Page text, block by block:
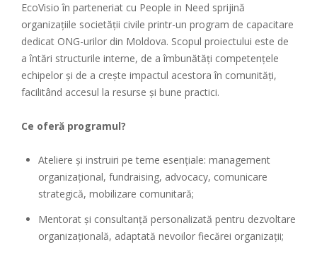
EcoVisio în parteneriat cu People in Need sprijină
organizațiile societății civile printr-un program de capacitare
dedicat ONG-urilor din Moldova. Scopul proiectului este de
a întări structurile interne, de a îmbunătăți competențele
echipelor și de a crește impactul acestora în comunități,
facilitând accesul la resurse și bune practici.
Ce oferă programul?
Ateliere și instruiri pe teme esențiale: management
organizațional, fundraising, advocacy, comunicare
strategică, mobilizare comunitară;
Mentorat și consultanță personalizată pentru dezvoltare
organizațională, adaptată nevoilor fiecărei organizații;